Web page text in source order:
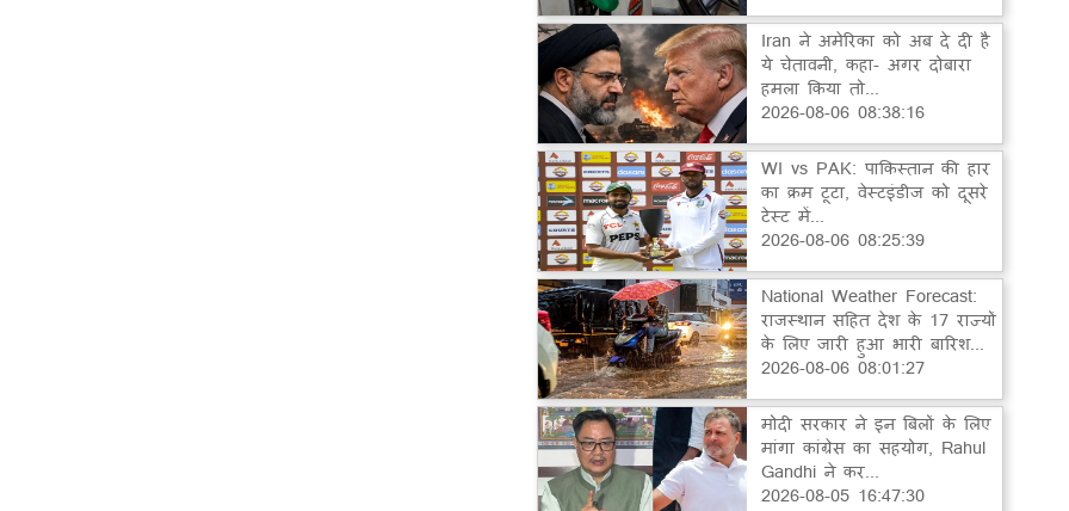
Iran ने अमेरिका को अब दे दी है
ये चेतावनी, कहा- अगर दोबारा
हमला किया तो...
2026-08-06 08:38:16
WI vs PAK: पाकिस्तान की हार
का क्रम टूटा, वेस्टइंडीज को दूसरे
टेस्ट में...
2026-08-06 08:25:39
National Weather Forecast:
राजस्थान सहित देश के 17 राज्यों
के लिए जारी हुआ भारी बारिश...
2026-08-06 08:01:27
मोदी सरकार ने इन बिलों के लिए
मांगा कांग्रेस का सहयोग, Rahul
Gandhi ने कर...
2026-08-05 16:47:30